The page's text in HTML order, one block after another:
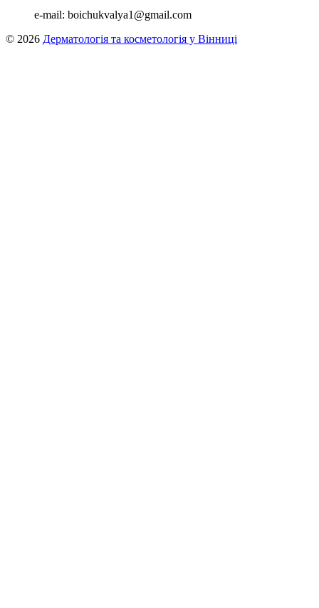
e-mail: boichukvalya1@gmail.com
© 2026 Дерматологія та косметологія у Вінниці